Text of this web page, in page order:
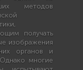
методов
получать
изображения
органов и
многие